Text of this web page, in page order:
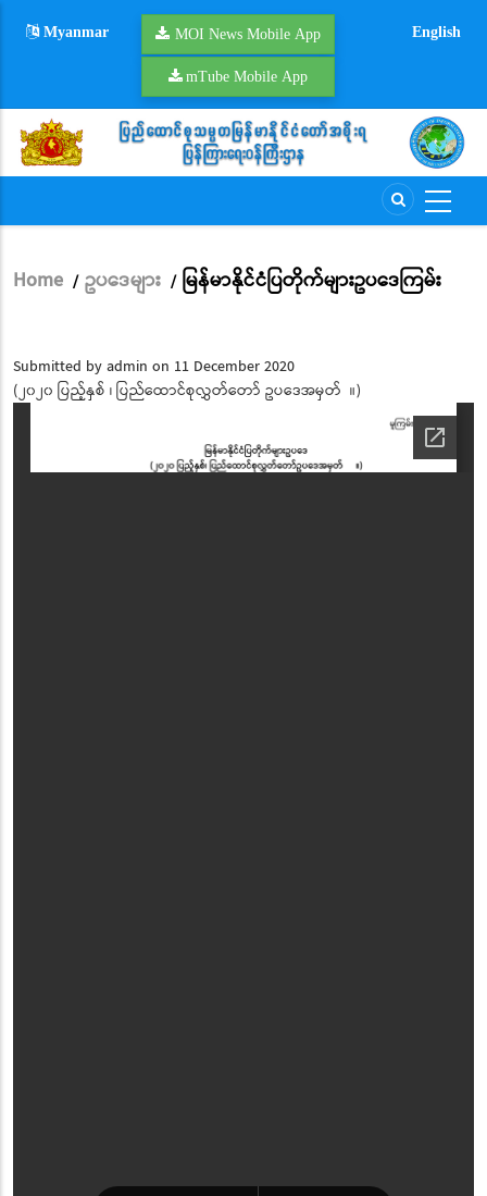
Myanmar MOI News Mobile App
mTube Mobile App
English
Breadcrumb
Home / ဥပဒေများ / မြန်မာနိုင်ငံပြတိုက်များဥပဒေကြမ်း
Submitted byadmin on 11 December 2020
(၂၀၂၀ ပြည့်နှစ် ၊ ပြည်ထောင်စုလွှတ်တော် ဥပဒေအမှတ် ။)